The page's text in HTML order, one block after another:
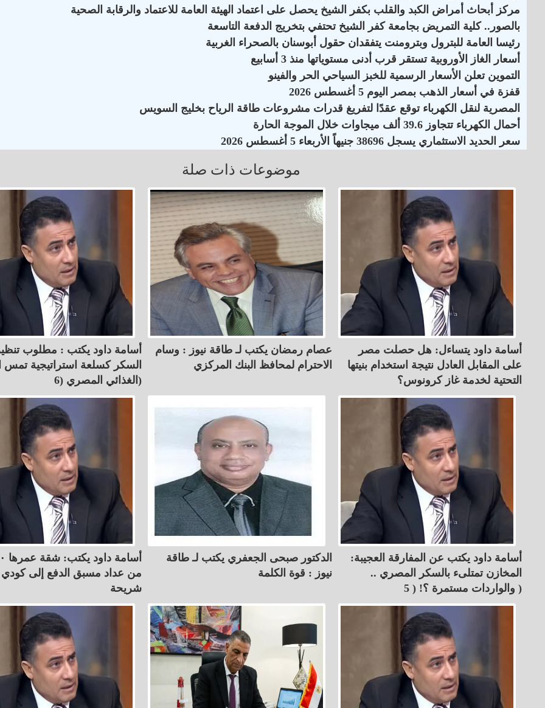
مركز أبحاث أمراض الكبد والقلب بكفر الشيخ يحصل على اعتماد الهيئة العامة للاعتماد والرقابة الصحية
بالصور.. كلية التمريض بجامعة كفر الشيخ تحتفي بتخريج الدفعة التاسعة
رئيسا العامة للبترول وبترومنت يتفقدان حقول أبوسنان بالصحراء الغربية
أسعار الغاز الأوروبية تستقر قرب أدنى مستوياتها منذ 3 أسابيع
التموين تعلن الأسعار الرسمية للخبز السياحي الحر والفينو
قفزة في أسعار الذهب بمصر اليوم 5 أغسطس 2026
المصرية لنقل الكهرباء توقع عقدًا لتفريغ قدرات مشروعات طاقة الرياح بخليج السويس
أحمال الكهرباء تتجاوز 39.6 ألف ميجاوات خلال الموجة الحارة
سعر الحديد الاستثماري يسجل 38696 جنيهاً الأربعاء 5 أغسطس 2026
موضوعات ذات صلة
أسامة داود يتساءل: هل حصلت مصر
على المقابل العادل نتيجة استخدام بنيتها
التحتية لخدمة غاز كرونوس؟
عصام رمضان يكتب لـ طاقة نيوز : ‏وسام
الاحترام لمحافظ البنك المركزي
أسامة داود يكتب : مطلوب
السكر كسلعة استراتيجية تمس
الغذائي المصري (6)
أسامة داود يكتب عن المفارقة العجيبة:
المخازن تمتلىء بالسكر المصري ..
والواردات مستمرة ؟! ( 5 )
الدكتور صبحى الجعفري يكتب لـ طاقة
نيوز : قوة الكلمة
من عداد مسبق الدفع إلى كودي
شريحة